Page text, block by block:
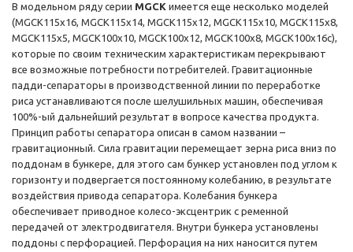
В модельном ряду серии MGCK имеется еще несколько моделей
(MGCK115x16, MGCK115x14, MGCK115x12, MGCK115x10, MGCK115x8,
MGCK115x5, MGCK100x10, MGCK100x12, MGCK100x8, MGCK100x16с),
которые по своим техническим характеристикам перекрывают
все возможные потребности потребителей. Гравитационные
падди-сепараторы в производственной линии по переработке
риса устанавливаются после шелушильных машин, обеспечивая
100%-ый дальнейший результат в вопросе качества продукта.
Принцип работы сепаратора описан в самом названии –
гравитационный. Сила гравитации перемещает зерна риса вниз по
поддонам в бункере, для этого сам бункер установлен под углом к
горизонту и подвергается постоянному колебанию, в результате
воздействия привода сепаратора. Колебания бункера
обеспечивает приводное колесо-эксцентрик с ременной
передачей от электродвигателя. Внутри бункера установлены
поддоны с перфорацией. Перфорация на них наносится путем